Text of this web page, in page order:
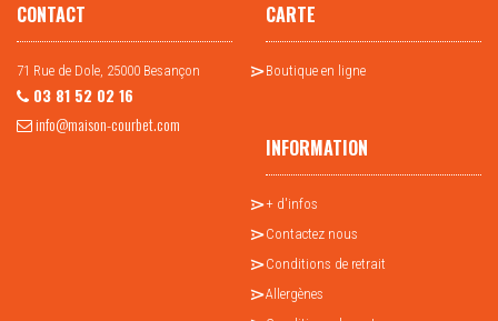
CONTACT
71 Rue de Dole, 25000 Besançon
03 81 52 02 16
info@maison-courbet.com
CARTE
Boutique en ligne
INFORMATION
+ d'infos
Contactez nous
Conditions de retrait
Allergènes